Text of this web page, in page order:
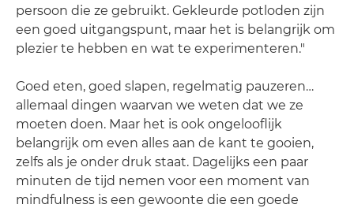
persoon die ze gebruikt. Gekleurde potloden zijn
een goed uitgangspunt, maar het is belangrijk om
plezier te hebben en wat te experimenteren."
Goed eten, goed slapen, regelmatig pauzeren…
allemaal dingen waarvan we weten dat we ze
moeten doen. Maar het is ook ongelooflijk
belangrijk om even alles aan de kant te gooien,
zelfs als je onder druk staat. Dagelijks een paar
minuten de tijd nemen voor een moment van
mindfulness is een gewoonte die een goede